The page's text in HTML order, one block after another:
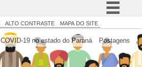
Simplifique!
Comunica BR
Participe
ALTO CONTRASTE MAPA DO SITE
COVID-19 no estado do Paraná
Postagens